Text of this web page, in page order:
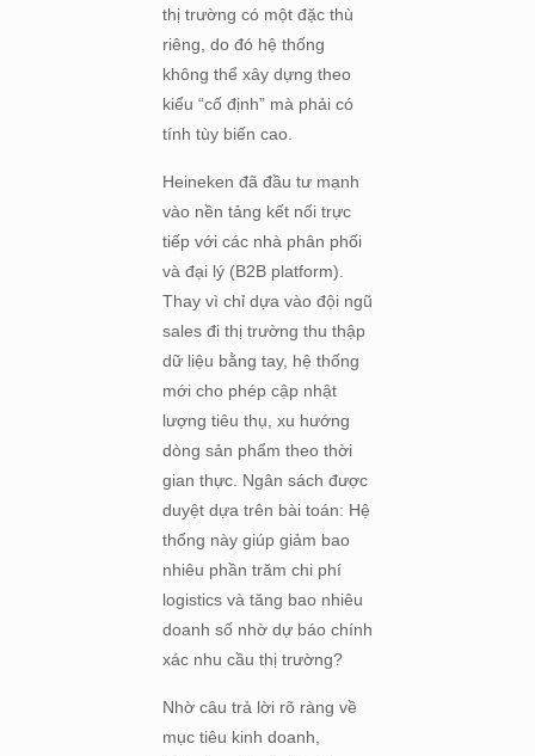
thị trường có một đặc thù
riêng, do đó hệ thống
không thể xây dựng theo
kiểu “cố định” mà phải có
tính tùy biến cao.
Heineken đã đầu tư mạnh
vào nền tảng kết nối trực
tiếp với các nhà phân phối
và đại lý (B2B platform).
Thay vì chỉ dựa vào đội ngũ
sales đi thị trường thu thập
dữ liệu bằng tay, hệ thống
mới cho phép cập nhật
lượng tiêu thụ, xu hướng
dòng sản phẩm theo thời
gian thực. Ngân sách được
duyệt dựa trên bài toán: Hệ
thống này giúp giảm bao
nhiêu phần trăm chi phí
logistics và tăng bao nhiêu
doanh số nhờ dự báo chính
xác nhu cầu thị trường?
Nhờ câu trả lời rõ ràng về
mục tiêu kinh doanh,